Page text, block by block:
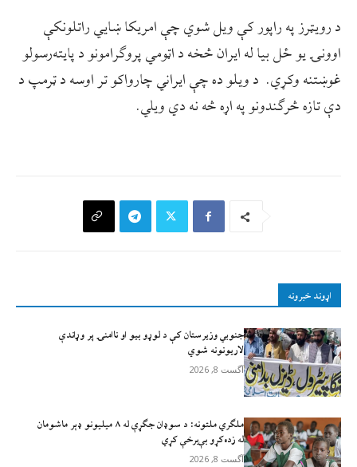
د رویټرز په راپور کې ویل شوي چې امریکا ښايي راتلونکې
اوونۍ یو ځل بیا له ایران څخه د اټومي پروګرامونو د پایته‌رسولو
غوښتنه وکړي. د ویلو ده چې ایراني چارواکو تر اوسه د ټرمپ د
دې تازه څرګندونو په اړه څه نه دي ویلي.
اړوند خبرونه
جنوبي وزیرستان کې د لوړو بیو او ناامنۍ پر وړاندې
لاريونونه شوي
آگست 8, 2026
ملګري ملتونه: د سوډان جګړې له ۸ میلیونو ډېر ماشومان
له زده‌کړو بې‌برخې کړي
آگست 8, 2026